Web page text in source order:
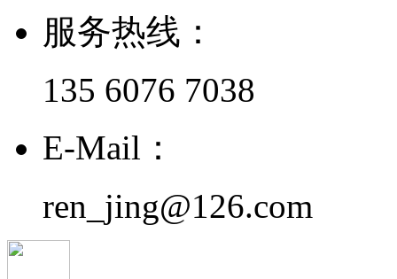
服务热线：
135 6076 7038
E-Mail：
ren_jing@126.com